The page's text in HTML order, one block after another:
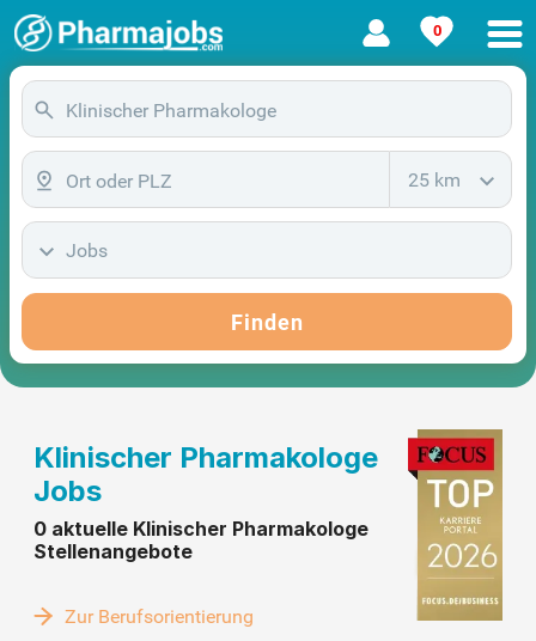
0
25 km
Jobs
Finden
Klinischer Pharmakologe
Jobs
0 aktuelle Klinischer Pharmakologe
Stellenangebote
Zur Berufsorientierung